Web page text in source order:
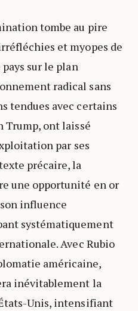
tombe au pire
et myopes de
sur le plan
radical sans
tendues avec certains
Trump, ont laissé
par ses
précaire, la
une opportunité en or
influence
systématiquement
Avec Rubio
américaine,
inévitablement la
Unis, intensifiant